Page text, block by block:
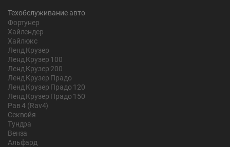
Техобслуживание авто
Фортунер
Хайлендер
Хайлюкс
Ленд Крузер
Ленд Крузер 100
Ленд Крузер 200
Ленд Крузер Прадо
Ленд Крузер Прадо 120
Ленд Крузер Прадо 150
Рав 4 (Rav4)
Секвойя
Тундра
Венза
Альфард